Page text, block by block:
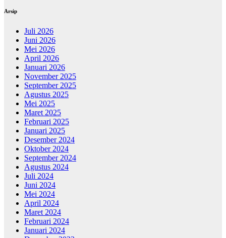
Arsip
Juli 2026
Juni 2026
Mei 2026
April 2026
Januari 2026
November 2025
September 2025
Agustus 2025
Mei 2025
Maret 2025
Februari 2025
Januari 2025
Desember 2024
Oktober 2024
September 2024
Agustus 2024
Juli 2024
Juni 2024
Mei 2024
April 2024
Maret 2024
Februari 2024
Januari 2024